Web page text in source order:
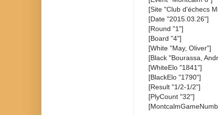
[Site "Club d'échecs
[Date "2015.03.26"]
[Round "1"]
[Board "4"]
[White "May, Oliver"]
[Black "Bourassa,
[WhiteElo "1841"]
[BlackElo "1790"]
[Result "1/2-1/2"]
[PlyCount "32"]